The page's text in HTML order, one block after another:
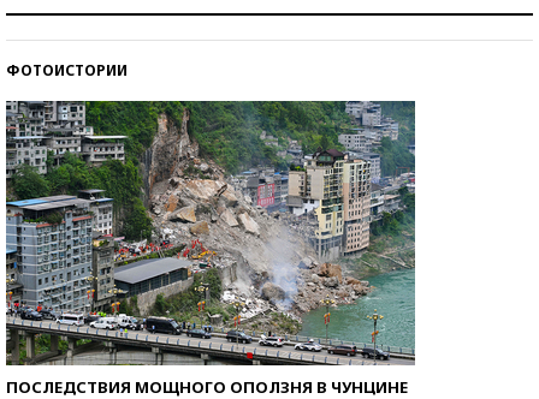
ФОТОИСТОРИИ
ПОСЛЕДСТВИЯ МОЩНОГО ОПОЛЗНЯ В ЧУНЦИНЕ